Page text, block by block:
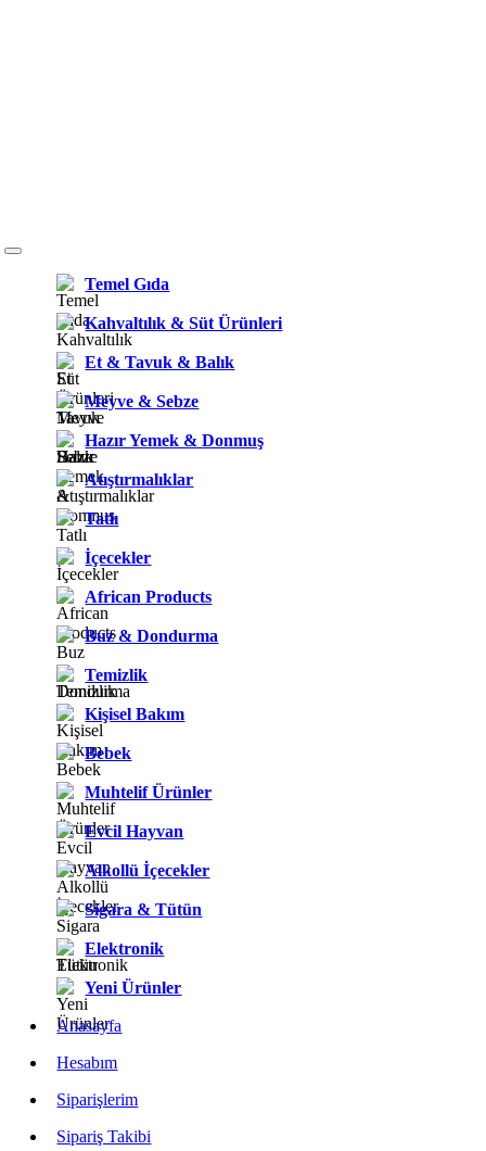
Temel Gıda
Kahvaltılık & Süt Ürünleri
Et & Tavuk & Balık
Meyve & Sebze
Hazır Yemek & Donmuş
Atıştırmalıklar
Tatlı
İçecekler
African Products
Buz & Dondurma
Temizlik
Kişisel Bakım
Bebek
Muhtelif Ürünler
Evcil Hayvan
Alkollü İçecekler
Sigara & Tütün
Elektronik
Yeni Ürünler
Anasayfa
Hesabım
Siparişlerim
Sipariş Takibi